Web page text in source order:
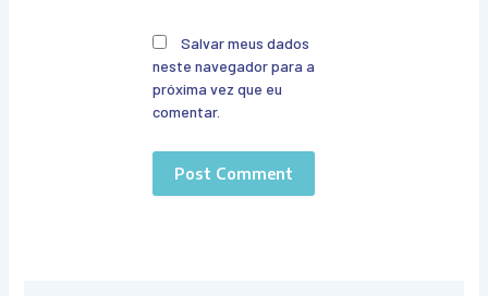
Salvar meus dados
neste navegador para a
próxima vez que eu
comentar.